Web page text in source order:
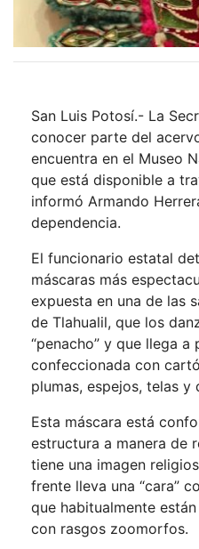
San Luis Potosí.- La
conocer parte del
encuentra en el Museo
que está disponible a
informó Armando
dependencia.
El funcionario estatal
máscaras más
expuesta en una de las
de Tlahualil, que los
“penacho” y que llega
confeccionada con
plumas, espejos, telas y
Esta máscara está
estructura a manera de
tiene una imagen
frente lleva una “cara”
que habitualmente
con rasgos zoomorfos.